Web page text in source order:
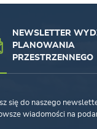
NEWSLETTER
PLANOWANIA
PRZESTRZENNEGO
się do naszego
wiadomości na